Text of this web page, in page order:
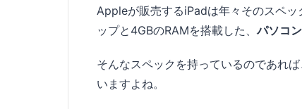
Appleが販売するiPadは年々そのスペ
ップと4GBのRAMを搭載した、パソコ
そんなスペックを持っているのであれば
いますよね。